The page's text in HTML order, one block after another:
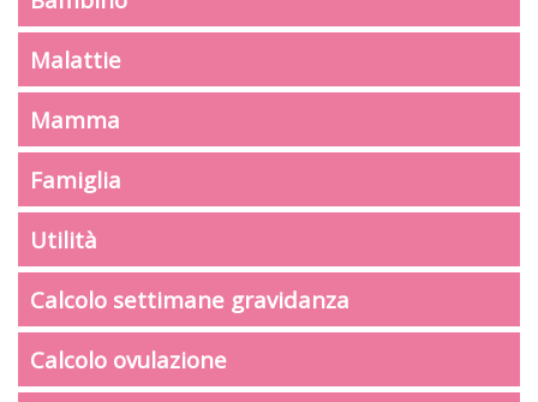
Malattie
Mamma
Famiglia
Utilità
Calcolo settimane gravidanza
Calcolo ovulazione